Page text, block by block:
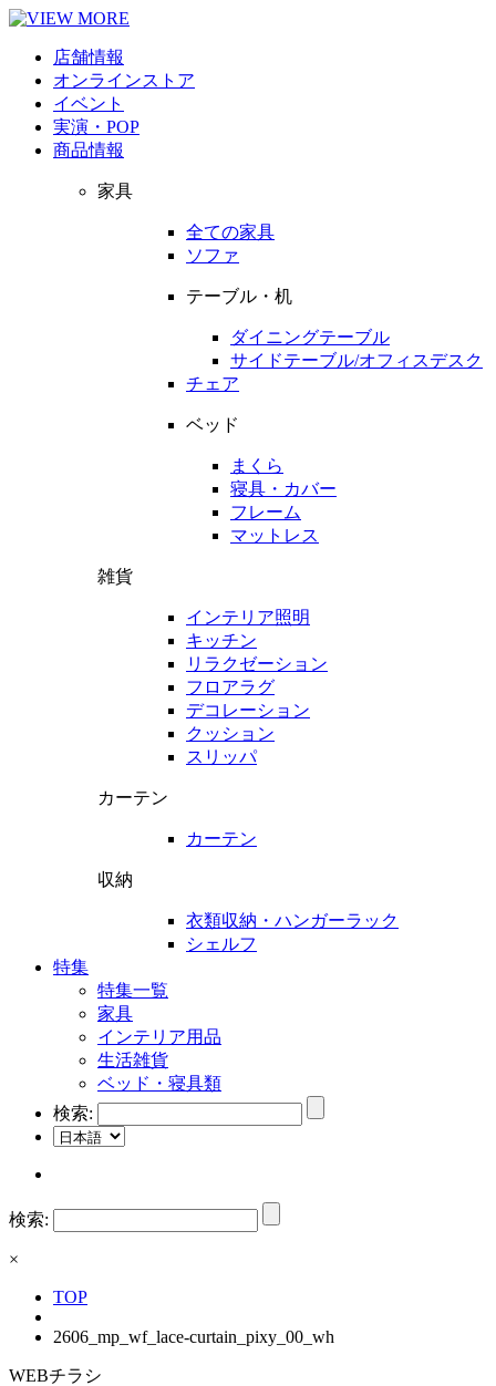
店舗情報
オンラインストア
イベント
実演・POP
商品情報
家具
全ての家具
ソファ
テーブル・机
ダイニングテーブル
サイドテーブル/オフィスデスク
チェア
ベッド
まくら
寝具・カバー
フレーム
マットレス
雑貨
インテリア照明
キッチン
リラクゼーション
フロアラグ
デコレーション
クッション
スリッパ
カーテン
カーテン
収納
衣類収納・ハンガーラック
シェルフ
特集
特集一覧
家具
インテリア用品
生活雑貨
ベッド・寝具類
検索:
検索:
×
TOP
2606_mp_wf_lace-curtain_pixy_00_wh
WEBチラシ